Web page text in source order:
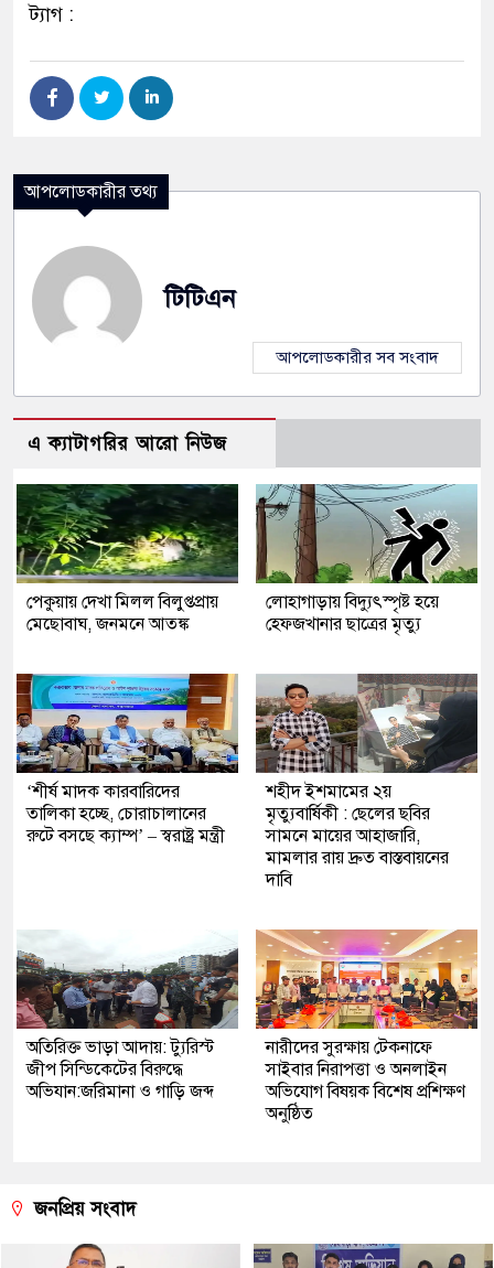
ট্যাগ :
আপলোডকারীর তথ্য
টিটিএন
আপলোডকারীর সব সংবাদ
এ ক্যাটাগরির আরো নিউজ
পেকুয়ায় দেখা মিলল বিলুপ্তপ্রায়
মেছোবাঘ, জনমনে আতঙ্ক
লোহাগাড়ায় বিদ্যুৎস্পৃষ্ট হয়ে
হেফজখানার ছাত্রের মৃত্যু
‘শীর্ষ মাদক কারবারিদের
তালিকা হচ্ছে, চোরাচালানের
রুটে বসছে ক্যাম্প’ – স্বরাষ্ট্র মন্ত্রী
শহীদ ইশমামের ২য়
মৃত্যুবার্ষিকী : ছেলের ছবির
সামনে মায়ের আহাজারি,
মামলার রায় দ্রুত বাস্তবায়নের
দাবি
অতিরিক্ত ভাড়া আদায়: ট্যুরিস্ট
জীপ সিন্ডিকেটের বিরুদ্ধে
অভিযান:জরিমানা ও গাড়ি জব্দ
নারীদের সুরক্ষায় টেকনাফে
সাইবার নিরাপত্তা ও অনলাইন
অভিযোগ বিষয়ক বিশেষ প্রশিক্ষণ
অনুষ্ঠিত
জনপ্রিয় সংবাদ